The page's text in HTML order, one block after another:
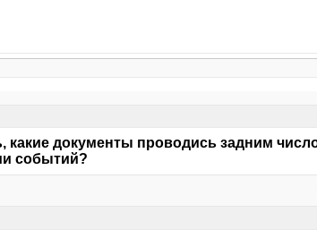
какие документы проводись задним
событий?